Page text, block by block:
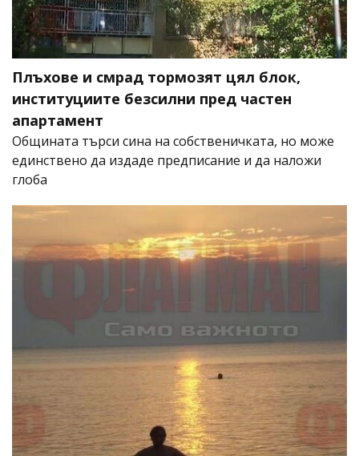
Плъхове и смрад тормозят цял блок,
институциите безсилни пред частен
апартамент
Общината търси сина на собственичката, но може
единствено да издаде предписание и да наложи
глоба